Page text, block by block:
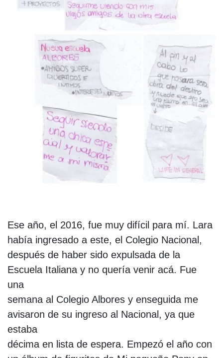
Ese año, el 2016, fue muy difícil para mí. Lara
había ingresado a este, el Colegio Nacional,
después de haber sido expulsada de la
Escuela Italiana y no quería venir acá. Fue
una
semana al Colegio Albores y enseguida me
avisaron de su ingreso al Nacional, ya que
estaba
décima en lista de espera. Empezó el año con